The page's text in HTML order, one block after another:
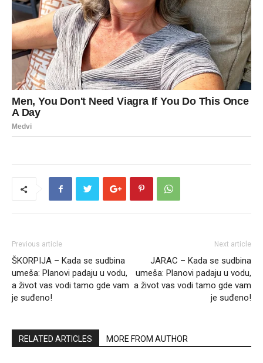
Previous article
ŠKORPIJA – Kada se sudbina
umeša: Planovi padaju u vodu,
a život vas vodi tamo gde vam
je suđeno!
Next article
JARAC – Kada se sudbina
umeša: Planovi padaju u vodu,
a život vas vodi tamo gde vam
je suđeno!
RELATED ARTICLES MORE FROM AUTHOR